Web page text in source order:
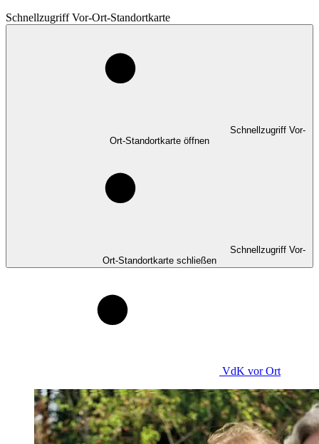
Schnellzugriff Vor-Ort-Standortkarte
Schnellzugriff Vor-
Ort-Standortkarte öffnen
Schnellzugriff Vor-
Ort-Standortkarte schließen
VdK vor Ort